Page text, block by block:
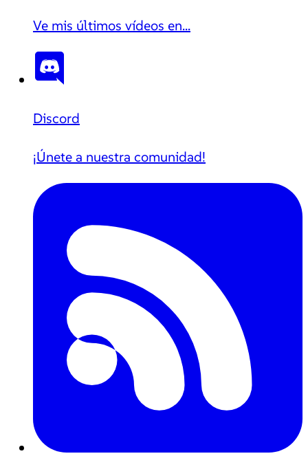
Ve mis últimos vídeos en...
Discord
¡Únete a nuestra comunidad!